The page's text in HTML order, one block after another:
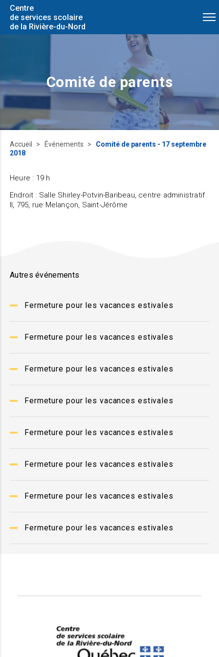
Centre
de services scolaire
de la Rivière-du-Nord
Comité de parents
Autres événements
Fermeture pour les vacances estivales
Fermeture pour les vacances estivales
Fermeture pour les vacances estivales
Fermeture pour les vacances estivales
Fermeture pour les vacances estivales
Fermeture pour les vacances estivales
Fermeture pour les vacances estivales
Fermeture pour les vacances estivales
Accueil Événements
Comité de parents - 17 septembre
2018
Heure : 19 h
Endroit : Salle Shirley-Potvin-Baribeau, centre administratif
II, 795, rue Melançon, Saint-Jérôme